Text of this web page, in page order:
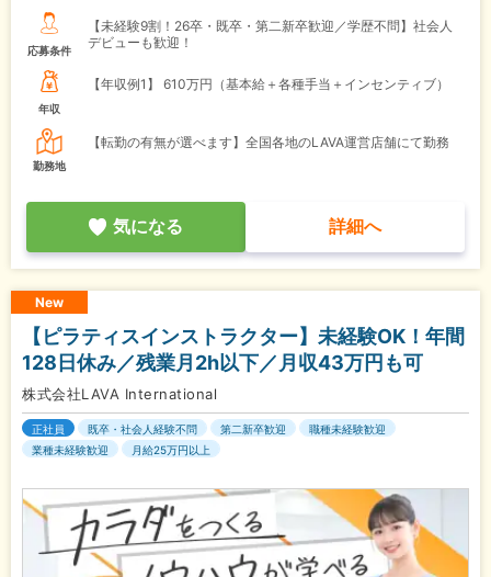
応募条件
【未経験9割！26卒・既卒・第二新卒歓迎／学歴不問】社会人
デビューも歓迎！
年収
【年収例1】 610万円（基本給＋各種手当＋インセンティブ）
勤務地
【転勤の有無が選べます】全国各地のLAVA運営店舗にて勤務
気になる 詳細へ
New
【ピラティスインストラクター】未経験OK！年間
128日休み／残業月2h以下／月収43万円も可
株式会社LAVA International
正社員 既卒・社会人経験不問 第二新卒歓迎
職種未経験歓迎
業種未経験歓迎
月給25万円以上